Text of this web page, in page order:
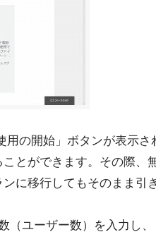
の開始」ボタンが表示さ
とができます。その際、
に移行してもそのまま引
（ユーザー数）を入力し